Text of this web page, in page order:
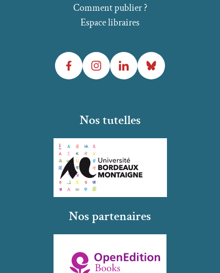
Comment publier ?
Espace libraires
FacebookInstagramLinkedInBluesky
Nos tutelles
Nos partenaires